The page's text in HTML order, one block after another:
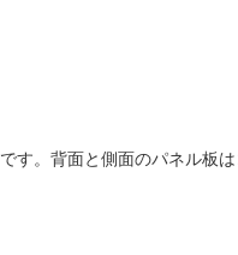
です。背面と側面のパネル板